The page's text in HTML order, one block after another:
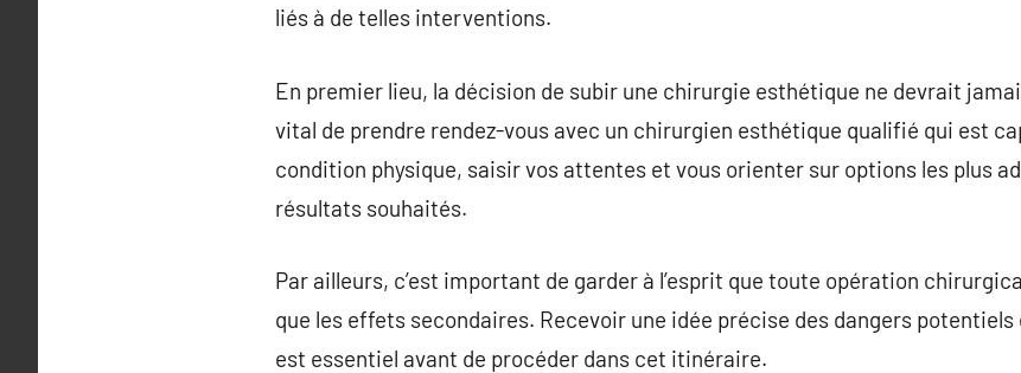
liés à de telles interventions.
En premier lieu, la décision de subir une chirurgie esthétique ne devrait
vital de prendre rendez-vous avec un chirurgien esthétique qualifié qui est
condition physique, saisir vos attentes et vous orienter sur options les plus
résultats souhaités.
Par ailleurs, c’est important de garder à l’esprit que toute opération
que les effets secondaires. Recevoir une idée précise des dangers
est essentiel avant de procéder dans cet itinéraire.